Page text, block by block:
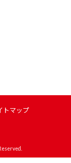
トマップ